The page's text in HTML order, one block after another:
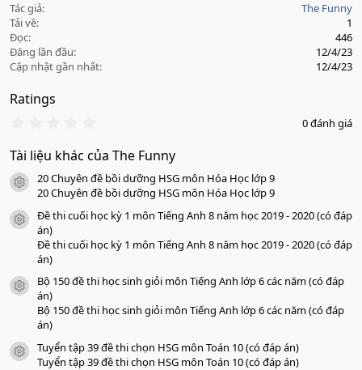
Tác giả
The Funny
Tải về
1
Đọc
446
Đăng lần đầu
12/4/23
Cập nhật gần nhất
12/4/23
Ratings
0
0
s
a
o
0 đánh giá
Tài liệu khác của The Funny
icon tài liệu
20 Chuyên đề bồi dưỡng HSG môn Hóa Học lớp 9
20 Chuyên đề bồi dưỡng HSG môn Hóa Học lớp 9
icon tài liệu
Đề thi cuối học kỳ 1 môn Tiếng Anh 8 năm học 2019 - 2020 (có đáp
án)
Đề thi cuối học kỳ 1 môn Tiếng Anh 8 năm học 2019 - 2020 (có đáp
án)
icon tài liệu
Bộ 150 đề thi học sinh giỏi môn Tiếng Anh lớp 6 các năm (có đáp
án)
Bộ 150 đề thi học sinh giỏi môn Tiếng Anh lớp 6 các năm (có đáp
án)
icon tài liệu
Tuyển tập 39 đề thi chọn HSG môn Toán 10 (có đáp án)
Tuyển tập 39 đề thi chọn HSG môn Toán 10 (có đáp án)